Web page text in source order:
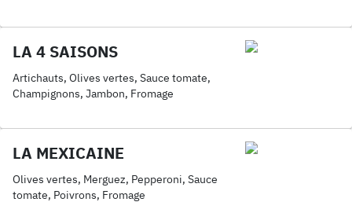
LA 4 SAISONS
Artichauts, Olives vertes, Sauce tomate,
Champignons, Jambon, Fromage
LA MEXICAINE
Olives vertes, Merguez, Pepperoni, Sauce
tomate, Poivrons, Fromage